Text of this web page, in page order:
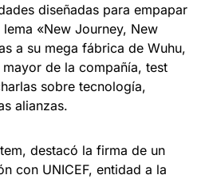
diseñadas para empapar
«New Journey, New
a su mega fábrica de Wuhu,
de la compañía, test
sobre tecnología,
alianzas.
destacó la firma de un
con UNICEF, entidad a la